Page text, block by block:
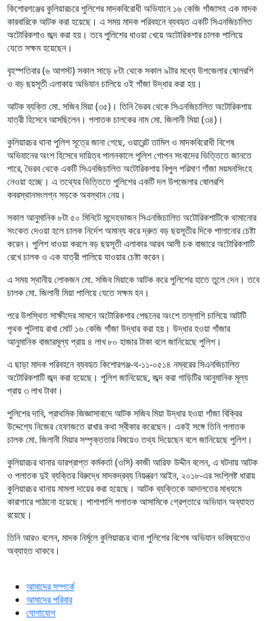
কিশোরগঞ্জের কুলিয়ারচরে পুলিশের মাদকবিরোধী অভিযানে ১৬ কেজি গাঁজাসহ এক মাদক
কারবারিকে আটক করা হয়েছে। এ সময় মাদক পরিবহনে ব্যবহৃত একটি সিএনজিচালিত
অটোরিকশাও জব্দ করা হয়। তবে পুলিশের ধাওয়া খেয়ে অটোরিকশার চালক পালিয়ে
যেতে সক্ষম হয়েছেন।
বৃহস্পতিবার (৬ আগস্ট) সকাল সাড়ে ৮টা থেকে সকাল ৯টার মধ্যে উপজেলার ষোলরশি
ও বড় ছয়সূতী এলাকায় অভিযান চালিয়ে ওই গাঁজা উদ্ধার করা হয়।
আটক ব্যক্তি মো. সজিব মিয়া (৩৫)। তিনি ভৈরব থেকে সিএনজিচালিত অটোরিকশায়
যাত্রী হিসেবে আসছিলেন। পলাতক চালকের নাম মো. জিলানী মিয়া (৩৪)।
কুলিয়ারচর থানা পুলিশ সূত্রে জানা গেছে, ওয়ারেন্ট তামিল ও মাদকবিরোধী বিশেষ
অভিযানের অংশ হিসেবে দায়িত্ব পালনকালে পুলিশ গোপন সংবাদের ভিত্তিতে জানতে
পারে, ভৈরব থেকে একটি সিএনজিচালিত অটোরিকশায় বিপুল পরিমাণ গাঁজা ময়মনসিংহে
নেওয়া হচ্ছে। এ তথ্যের ভিত্তিতে পুলিশের একটি দল উপজেলার ষোলরশি
কবরস্থানসংলগ্ন সড়কে অবস্থান নেয়।
সকাল আনুমানিক ৮টা ৫০ মিনিটে সন্দেহভাজন সিএনজিচালিত অটোরিকশাটিকে থামানোর
সংকেত দেওয়া হলে চালক নির্দেশ অমান্য করে দ্রুত বড় ছয়সূতীর দিকে পালানোর চেষ্টা
করেন। পুলিশ ধাওয়া করলে বড় ছয়সূতী এলাকার আরব আলী চক বাজারে অটোরিকশাটি
রেখে চালক ও এক যাত্রী পালিয়ে যাওয়ার চেষ্টা করেন।
এ সময় স্থানীয় লোকজন মো. সজিব মিয়াকে আটক করে পুলিশের হাতে তুলে দেন। তবে
চালক মো. জিলানী মিয়া পালিয়ে যেতে সক্ষম হন।
পরে উপস্থিত সাক্ষীদের সামনে অটোরিকশার পেছনের অংশে তল্লাশি চালিয়ে আটটি
পৃথক পুটলায় রাখা মোট ১৬ কেজি গাঁজা উদ্ধার করা হয়। উদ্ধার হওয়া গাঁজার
আনুমানিক বাজারমূল্য প্রায় ৪ লাখ ৮০ হাজার টাকা বলে জানিয়েছে পুলিশ।
এ ছাড়া মাদক পরিবহনে ব্যবহৃত কিশোরগঞ্জ-থ-১১-০৫১৪ নম্বরের সিএনজিচালিত
অটোরিকশাটি জব্দ করা হয়েছে। পুলিশ জানিয়েছে, জব্দ করা গাড়িটির আনুমানিক মূল্য
প্রায় ৩ লাখ টাকা।
পুলিশের দাবি, প্রাথমিক জিজ্ঞাসাবাদে আটক সজিব মিয়া উদ্ধার হওয়া গাঁজা বিক্রির
উদ্দেশ্যে নিজের হেফাজতে রাখার কথা স্বীকার করেছেন। একই সঙ্গে তিনি পলাতক
চালক মো. জিলানী মিয়ার সম্পৃক্ততার বিষয়েও তথ্য দিয়েছেন বলে জানিয়েছে পুলিশ।
কুলিয়ারচর থানার ভারপ্রাপ্ত কর্মকর্তা (ওসি) কাজী আরিফ উদ্দীন বলেন, এ ঘটনায় আটক
ও পলাতক দুই ব্যক্তির বিরুদ্ধে মাদকদ্রব্য নিয়ন্ত্রণ আইন, ২০১৮-এর সংশ্লিষ্ট ধারায়
কুলিয়ারচর থানায় মামলা দায়ের করা হয়েছে। আটক ব্যক্তিকে আদালতের মাধ্যমে
কারাগারে পাঠানো হয়েছে। পাশাপাশি পলাতক আসামিকে গ্রেপ্তারে অভিযান অব্যাহত
রয়েছে।
তিনি আরও বলেন, মাদক নির্মূলে কুলিয়ারচর থানা পুলিশের বিশেষ অভিযান ভবিষ্যতেও
অব্যাহত থাকবে।
আমাদের সম্পর্কে
আমাদের পরিবার
যোগাযোগ